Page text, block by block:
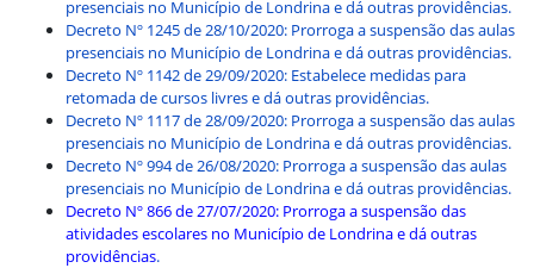
presenciais no Município de Londrina e dá outras providências.
Decreto Nº 1245 de 28/10/2020: Prorroga a suspensão das aulas
presenciais no Município de Londrina e dá outras providências.
Decreto Nº 1142 de 29/09/2020: Estabelece medidas para
retomada de cursos livres e dá outras providências.
Decreto Nº 1117 de 28/09/2020: Prorroga a suspensão das aulas
presenciais no Município de Londrina e dá outras providências.
Decreto Nº 994 de 26/08/2020: Prorroga a suspensão das aulas
presenciais no Município de Londrina e dá outras providências.
Decreto Nº 866 de 27/07/2020: Prorroga a suspensão das
atividades escolares no Município de Londrina e dá outras
providências.